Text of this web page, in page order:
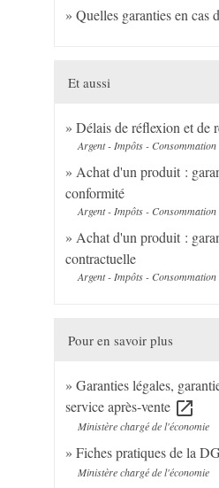
Quelles garanties en cas
Et aussi
Délais de réflexion et de
Argent - Impôts - Consommation
Achat d'un produit :
conformité
Argent - Impôts - Consommation
Achat d'un produit :
contractuelle
Argent - Impôts - Consommation
Pour en savoir plus
Garanties légales,
service après-vente open_in_new
Ministère chargé de l'économie
Fiches pratiques de la
Ministère chargé de l'économie